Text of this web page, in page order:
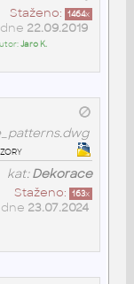
Staženo: 1464x
22.09.2019
Jaro K.
kat:Dekorace
Staženo: 163x
dne 23.07.2024